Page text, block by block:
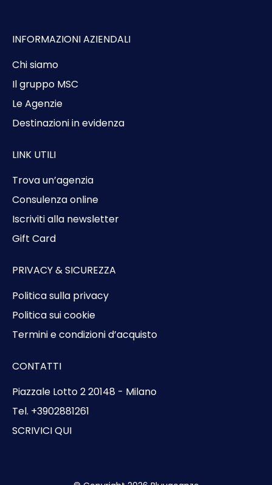
INFORMAZIONI AZIENDALI
Chi siamo
Il gruppo MSC
Le Agenzie
Destinazioni in evidenza
LINK UTILI
Trova un’agenzia
Consulenza online
Iscriviti alla newsletter
Gift Card
PRIVACY & SICUREZZA
Politica sulla privacy
Politica sui cookie
Termini e condizioni d’acquisto
CONTATTI
Piazzale Lotto 2 20148 - Milano
Tel. +3902881261
SCRIVICI QUI